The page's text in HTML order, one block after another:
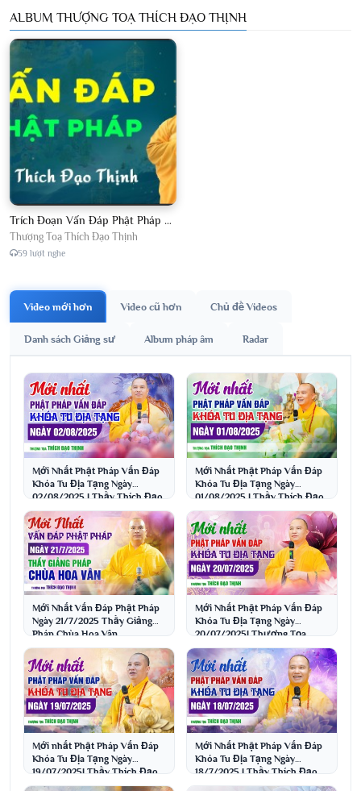
ALBUM THƯỢNG TOẠ THÍCH ĐẠO THỊNH
Trích Đoạn Vấn Đáp Phật Pháp 2026
Thượng Toạ Thích Đạo Thịnh
59 lượt nghe
Video mới hơn Video cũ hơn Chủ đề Videos
Danh sách Giảng sư Album pháp âm Radar
Mới Nhất Phật Pháp Vấn Đáp
Khóa Tu Địa Tạng Ngày
02/08/2025 | Thầy Thích Đạo
Thịnh
Mới Nhất Phật Pháp Vấn Đáp
Khóa Tu Địa Tạng Ngày
01/08/2025 | Thầy Thích Đạo
Thịnh
Mới Nhất Vấn Đáp Phật Pháp
Ngày 21/7/2025 Thầy Giảng
Pháp Chùa Hoa Vân
Mới Nhất Phật Pháp Vấn Đáp
Khóa Tu Địa Tạng Ngày
20/07/2025| Thượng Tọa
Thích Đạo Thịnh
Mới nhất Phật Pháp Vấn Đáp
Khóa Tu Địa Tạng Ngày
19/07/2025| Thầy Thích Đạo
Thịnh
Mới Nhất Phật Pháp Vấn Đáp
Khóa Tu Địa Tạng Ngày
18/7/2025 | Thầy Thích Đạo
Thịnh